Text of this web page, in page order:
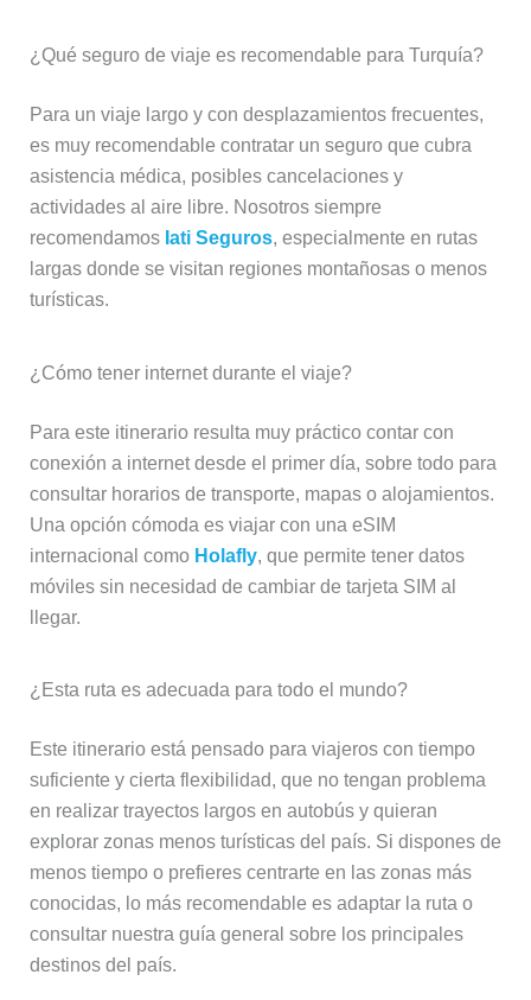
¿Qué seguro de viaje es recomendable para Turquía?
Para un viaje largo y con desplazamientos frecuentes,
es muy recomendable contratar un seguro que cubra
asistencia médica, posibles cancelaciones y
actividades al aire libre. Nosotros siempre
recomendamos Iati Seguros, especialmente en rutas
largas donde se visitan regiones montañosas o menos
turísticas.
¿Cómo tener internet durante el viaje?
Para este itinerario resulta muy práctico contar con
conexión a internet desde el primer día, sobre todo para
consultar horarios de transporte, mapas o alojamientos.
Una opción cómoda es viajar con una eSIM
internacional como Holafly, que permite tener datos
móviles sin necesidad de cambiar de tarjeta SIM al
llegar.
¿Esta ruta es adecuada para todo el mundo?
Este itinerario está pensado para viajeros con tiempo
suficiente y cierta flexibilidad, que no tengan problema
en realizar trayectos largos en autobús y quieran
explorar zonas menos turísticas del país. Si dispones de
menos tiempo o prefieres centrarte en las zonas más
conocidas, lo más recomendable es adaptar la ruta o
consultar nuestra guía general sobre los principales
destinos del país.